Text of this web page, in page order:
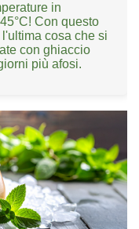
in
Con questo
cosa che si
con ghiaccio
più afosi.